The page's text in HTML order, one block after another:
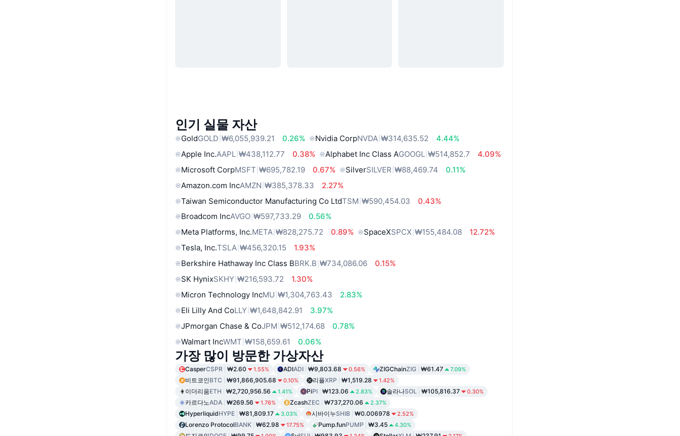
인기 실물 자산
GoldGOLD ₩6,055,939.21 0.26% Nvidia CorpNVDA ₩314,635.52
4.44%
Apple Inc.AAPL ₩438,112.77 0.38% Alphabet Inc Class AGOOGL ₩514,852.7
4.09%
Microsoft CorpMSFT ₩695,782.19 0.67% SilverSILVER ₩88,469.74
0.11%
Amazon.com IncAMZN ₩385,378.33
2.27%
Taiwan Semiconductor Manufacturing Co LtdTSM ₩590,454.03
0.43%
Broadcom IncAVGO ₩597,733.29
0.56%
Meta Platforms, Inc.META ₩828,275.72 0.89% SpaceXSPCX ₩155,484.08
12.72%
Tesla, Inc.TSLA ₩456,320.15
1.93%
Berkshire Hathaway Inc Class BBRK.B ₩734,086.06
0.15%
SK HynixSKHY ₩216,593.72
1.30%
Micron Technology IncMU ₩1,304,763.43
2.83%
Eli Lilly And CoLLY ₩1,648,842.91
3.97%
JPmorgan Chase & CoJPM ₩512,174.68
0.78%
Walmart IncWMT ₩158,659.61 0.06%
가장 많이 방문한 가상자산
CasperCSPR ₩2.60 1.55% ADIADI ₩9,803.68 0.56% ZIGChainZIG ₩61.47 7.09%
비트코인BTC ₩91,866,905.68 0.10% 리플XRP ₩1,519.28 1.42%
이더리움ETH ₩2,720,956.56 1.41% PiPI ₩123.06 2.83% 솔라나SOL ₩105,816.37 0.30%
카르다노ADA ₩269.56 1.76% ZcashZEC ₩737,270.06 2.37%
HyperliquidHYPE ₩81,809.17 3.03% 시바이누SHIB ₩0.006978 2.52%
Lorenzo ProtocolBANK ₩62.98 17.75% Pump.funPUMP ₩3.45 4.30%